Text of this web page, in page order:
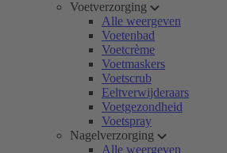
Voetverzorging
Alle weergeven
Voetenbad
Voetcrème
Voetmaskers
Voetscrub
Eeltverwijderaars
Voetgezondheid
Voetspray
Nagelverzorging
Alle weergeven